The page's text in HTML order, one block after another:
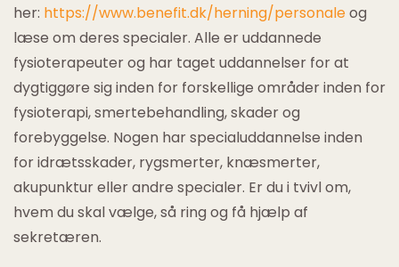
her: https://www.benefit.dk/herning/personaleog
læse om deres specialer. Alle er uddannede
fysioterapeuter og har taget uddannelser for at
dygtiggøre sig inden for forskellige områder inden for
fysioterapi, smertebehandling, skader og
forebyggelse. Nogen har specialuddannelse inden
for idrætsskader, rygsmerter, knæsmerter,
akupunktur eller andre specialer. Er du i tvivl om,
hvem du skal vælge, så ring og få hjælp af
sekretæren.